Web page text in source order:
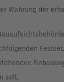
Wahrung der
soll,